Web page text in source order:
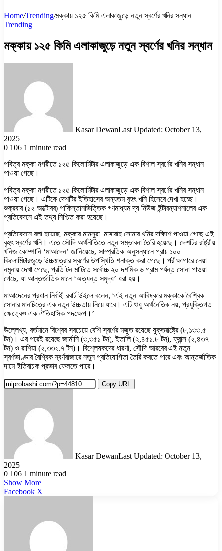
Home/Trending/মক্কায় ১২৫ কিমি এলাকাজুড়ে নতুন স্বর্ণের খনির সন্ধান
Trending
মক্কায় ১২৫ কিমি এলাকাজুড়ে নতুন স্বর্ণের খনির সন্ধান
Kasar DewanLast Updated: October 13,
2025
0 106 1 minute read
পবিত্র মক্কা নগরীতে ১২৫ কিলোমিটার এলাকাজুড়ে এক বিশাল স্বর্ণের খনির সন্ধান
পাওয়া গেছে।
পবিত্র মক্কা নগরীতে ১২৫ কিলোমিটার এলাকাজুড়ে এক বিশাল স্বর্ণের খনির সন্ধান
পাওয়া গেছে। এটিকে দেশটির ইতিহাসের অন্যতম বৃহৎ খনি হিসেবে দেখা হচ্ছে।
শুক্রবার (১২ অক্টোবর) পাকিস্তানভিত্তিক গণমাধ্যম দ্য নিউজ ইন্টারন্যাশনালের এক
প্রতিবেদনে এই তথ্য নিশ্চিত করা হয়েছে।
প্রতিবেদনে বলা হয়েছে, মক্কার মানসুরা–মাসারাহ সোনার খনির দক্ষিণে পাওয়া গেছে এই
বৃহৎ স্বর্ণের খনি। এতে সৌদি অর্থনীতিতে নতুন সম্ভাবনা তৈরি হয়েছে। দেশটির রাষ্ট্রীয়
খনিজ কোম্পানি ‘মাআদেন’ জানিয়েছে, সাম্প্রতিক অনুসন্ধানে প্রায় ১০০
কিলোমিটারজুড়ে উচ্চমাত্রার স্বর্ণের উপস্থিতি শনাক্ত করা গেছে। পরীক্ষাগারে নেয়া
নমুনায় দেখা গেছে, প্রতি টন মাটিতে সর্বোচ্চ ২০ দশমিক ৬ গ্রাম পর্যন্ত সোনা পাওয়া
গেছে, যা আন্তর্জাতিক মানে ‘অত্যন্ত সমৃদ্ধ’ ধরা হয়।
মাআদেনের প্রধান নির্বাহী রবার্ট উইলে বলেন, ‘এই নতুন আবিষ্কার মক্কাকে বৈশ্বিক
সোনার মানচিত্রে এক নতুন উচ্চতায় নিয়ে যাবে। এটি শুধু অর্থনৈতিক নয়, প্রযুক্তিগত
ক্ষেত্রেও এক ঐতিহাসিক পদক্ষেপ।’
উল্লেখ্য, বর্তমানে বিশ্বের সবচেয়ে বেশি স্বর্ণের মজুত রয়েছে যুক্তরাষ্ট্রে (৮,১৩৩.৫
টন)। এর পরেই রয়েছে জার্মানি (৩,৩৫১ টন), ইতালি (২,৪৫১.৮ টন), ফ্রান্স (২,৪৩৭
টন) ও রাশিয়া (২,৩৩২.৭ টন)। বিশ্লেষকদের ধারণা, সৌদি আরবের এই নতুন
স্বর্ণভাণ্ডার বৈশ্বিক স্বর্ণবাজারে নতুন প্রতিযোগিতা তৈরি করতে পারে এবং আন্তর্জাতিক
দামে ইতিবাচক প্রভাব ফেলতে পারে।
Copy URL
Kasar DewanLast Updated: October 13,
2025
0 106 1 minute read
Show More
Facebook X